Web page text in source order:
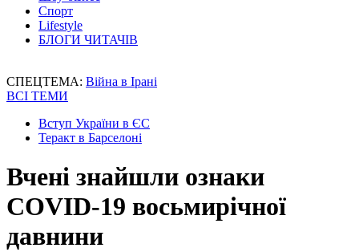
Спорт
Lifestyle
БЛОГИ ЧИТАЧІВ
СПЕЦТЕМА: Війна в Ірані
ВСІ ТЕМИ
Вступ України в ЄС
Теракт в Барселоні
Вчені знайшли ознаки
COVID-19 восьмирічної
давнини